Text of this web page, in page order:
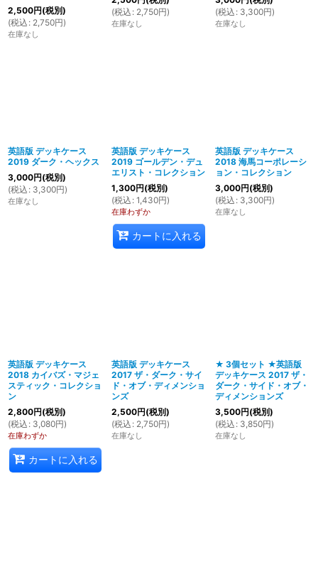
2,500円(税別)
(税込 : 2,750円)
在庫なし
(税込 : 2,750円)
在庫なし
(税込 : 3,300円)
在庫なし
英語版 デッキケース
2019 ダーク・ヘックス
3,000円(税別)
(税込 : 3,300円)
在庫なし
英語版 デッキケース
2019 ゴールデン・デュ
エリスト・コレクション
1,300円(税別)
(税込 : 1,430円)
在庫わずか
カートに入れる
英語版 デッキケース
2018 海馬コーポレーシ
ョン・コレクション
3,000円(税別)
(税込 : 3,300円)
在庫なし
英語版 デッキケース
2018 カイバズ・マジェ
スティック・コレクショ
ン
2,800円(税別)
(税込 : 3,080円)
在庫わずか
カートに入れる
英語版 デッキケース
2017 ザ・ダーク・サイ
ド・オブ・ディメンショ
ンズ
2,500円(税別)
(税込 : 2,750円)
在庫なし
★ 3個セット ★英語版
デッキケース 2017 ザ・
ダーク・サイド・オブ・
ディメンションズ
3,500円(税別)
(税込 : 3,850円)
在庫なし